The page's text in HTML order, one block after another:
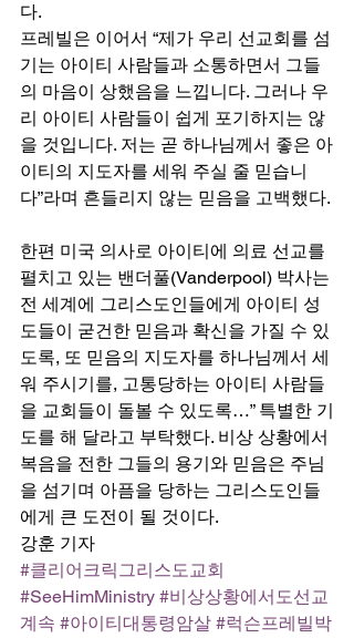
다.
프레빌은 이어서 “제가 우리 선교회를 섬
기는 아이티 사람들과 소통하면서 그들
의 마음이 상했음을 느낍니다. 그러나 우
리 아이티 사람들이 쉽게 포기하지는 않
을 것입니다. 저는 곧 하나님께서 좋은 아
이티의 지도자를 세워 주실 줄 믿습니
다”라며 흔들리지 않는 믿음을 고백했다.
한편 미국 의사로 아이티에 의료 선교를
펼치고 있는 밴더풀(Vanderpool) 박사는
전 세계에 그리스도인들에게 아이티 성
도들이 굳건한 믿음과 확신을 가질 수 있
도록, 또 믿음의 지도자를 하나님께서 세
워 주시기를, 고통당하는 아이티 사람들
을 교회들이 돌볼 수 있도록…” 특별한 기
도를 해 달라고 부탁했다. 비상 상황에서
복음을 전한 그들의 용기와 믿음은 주님
을 섬기며 아픔을 당하는 그리스도인들
에게 큰 도전이 될 것이다.
강훈 기자
#클리어크릭그리스도교회
#SeeHimMinistry #비상상황에서도선교
계속 #아이티대통령암살 #럭슨프레빌박